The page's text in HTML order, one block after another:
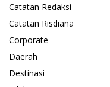
Catatan Redaksi
Catatan Risdiana
Corporate
Daerah
Destinasi